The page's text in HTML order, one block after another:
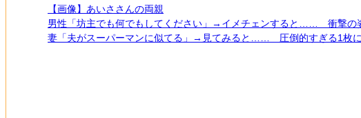
【画像】あいささんの両親
男性「坊主でも何でもしてください」→イメチェンすると…… 衝撃の
妻「夫がスーパーマンに似てる」→見てみると…… 圧倒的すぎる1枚に